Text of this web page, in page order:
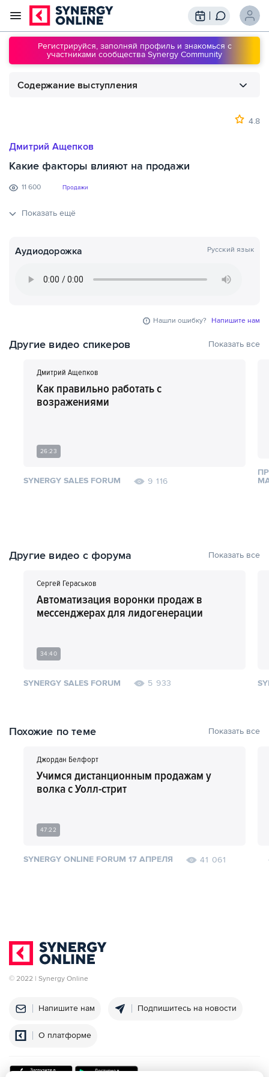
Регистрируйся, заполняй профиль и знакомься с
участниками сообщества Synergy Community
Трансляции
Вебинары
Обучение
Знания
Сообщество
Подписки
Содержание выступления
Дмитрий Ащепков
Какие факторы влияют на продажи
11 600 Продажи
Показать ещё
4.8
Аудиодорожка Русский язык
Нашли ошибку? Напишите нам
Другие видео спикеров Показать все
Дмитрий Ащепков
Как правильно работать с
возражениями
26:23
SYNERGY SALES FORUM 9 116
Другие видео с форума Показать все
Сергей Гераськов
Автоматизация воронки продаж в
мессенджерах для лидогенерации
34:40
SYNERGY SALES FORUM 5 933
Похожие по теме Показать все
Джордан Белфорт
Учимся дистанционным продажам у
волка с Уолл-стрит
47:22
SYNERGY ONLINE FORUM 17 АПРЕЛЯ 41 061
© 2022 | Synergy Online
Напишите нам Подпишитесь на новости
О платформе